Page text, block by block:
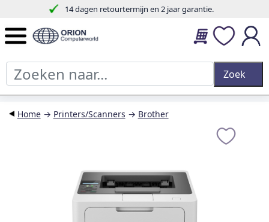
14 dagen retourtermijn en 2 jaar garantie.
Home→ Printers/Scanners → Brother